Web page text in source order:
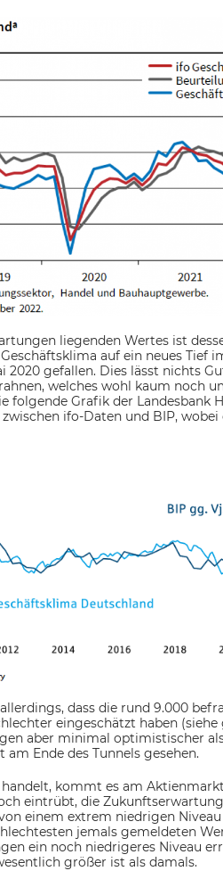
liegenden Wertes ist
auf ein neues Tief
2020 gefallen. Dies lässt nichts
welches wohl kaum noch
folgende Grafik der Landesbank
ifo-Daten und BIP,
dass die rund 9.000
eingeschätzt haben
aber minimal optimistischer
Ende des Tunnels gesehen.
kommt es am
eintrübt, die
einem extrem niedrigen
jemals gemeldeten
ein noch niedrigeres Niveau
größer ist als damals.